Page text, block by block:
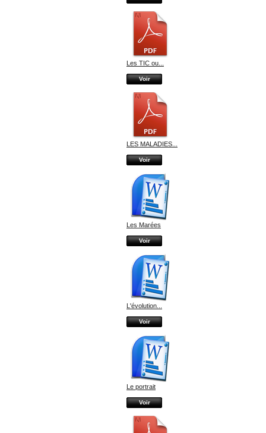
Les TIC ou...
Voir
LES MALADIES...
Voir
Les Marées
Voir
L'évolution...
Voir
Le portrait
Voir